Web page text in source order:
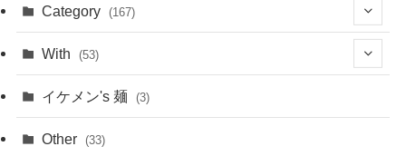
(1)
Category (167)
(114)
With (53)
(15)
(43)
イケメン's 麺 (3)
Other (33)